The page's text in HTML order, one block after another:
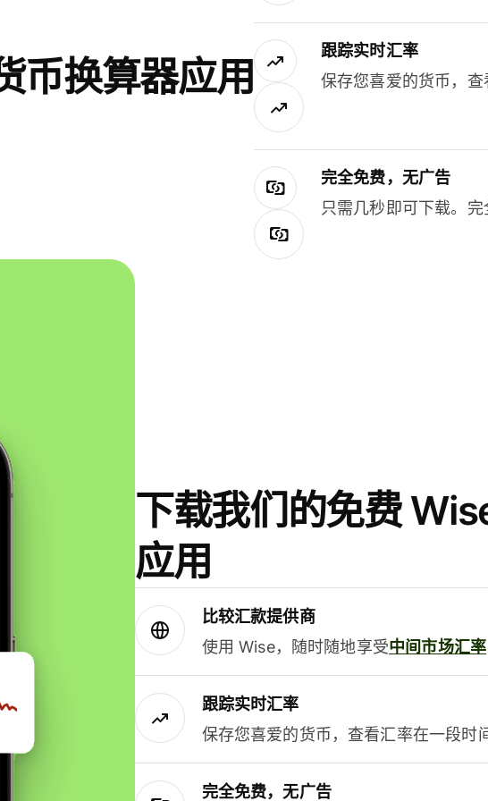
币换算器应用
跟踪实时汇率
保存您喜爱的货币，查
完全免费，无广告
只需几秒即可下载。完
下载我们的免费
应用
比较汇款提供商
使用 Wise，随时随地享受中间市场汇率
跟踪实时汇率
保存您喜爱的货币，查看汇率在一段时
完全免费，无广告